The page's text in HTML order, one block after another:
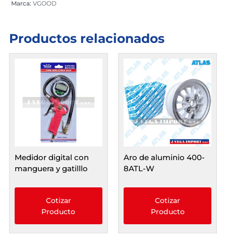
KW110
cantidad
Marca:VGOOD
Productos relacionados
Medidor digital con
manguera y gatilllo
Cotizar
Producto
Aro de aluminio 400-
8ATL-W
Cotizar
Producto